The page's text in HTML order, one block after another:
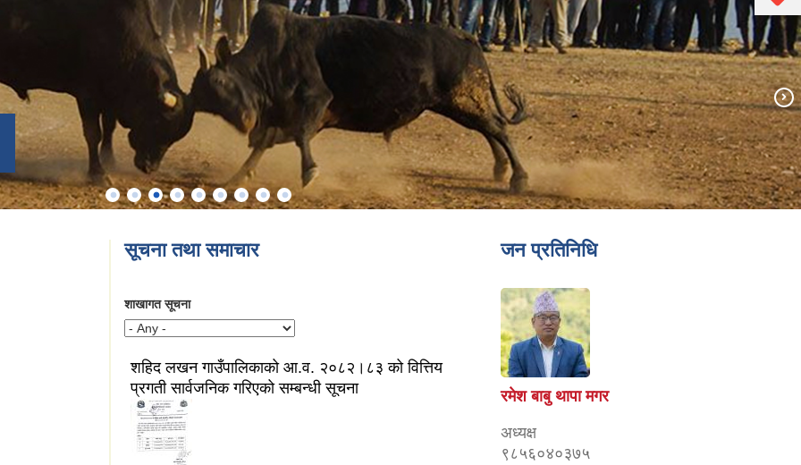
सूचना तथा समाचार
शाखागत सूचना
शहिद लखन गाउँपालिकाको आ.व. २०८२।८३ को वित्तिय
प्रगती सार्वजनिक गरिएको सम्बन्धी सूचना
जन प्रतिनिधि
रमेश बाबु थापा मगर
अध्यक्ष
९८५६०४०३७५